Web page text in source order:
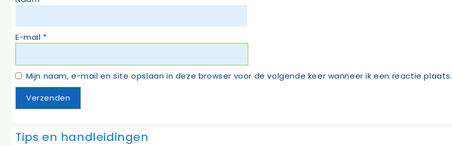
E-mail *
Mijn naam, e-mail en site opslaan in deze browser voor de volgende keer wanneer ik een reactie plaats.
Tips en handleidingen